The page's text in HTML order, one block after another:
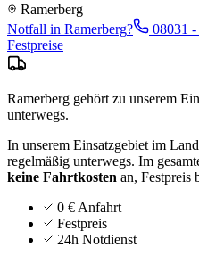
Ramerberg
Notfall in Ramerberg? 08031
Festpreise
Ramerberg gehört zu unserem
unterwegs.
In unserem Einsatzgebiet im
regelmäßig unterwegs. Im
keine Fahrtkosten an, Festpreis
0 € Anfahrt
Festpreis
24h Notdienst